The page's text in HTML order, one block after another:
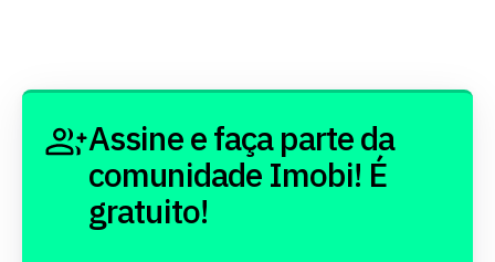
Assine e faça parte da
comunidade Imobi! É
gratuito!